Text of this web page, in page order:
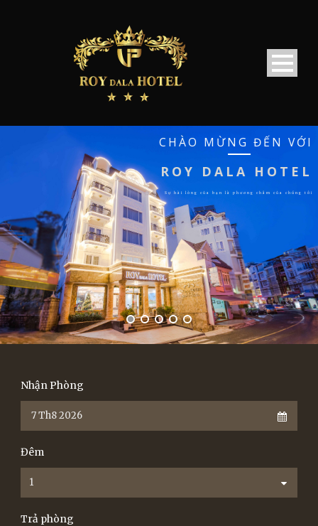
Nhận Phòng
Đêm
Trả phòng